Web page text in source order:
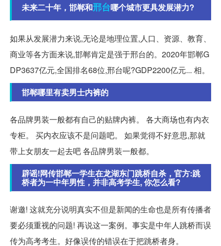
未来二十年，邯郸和邢台哪个城市更具发展潜力?
如果从发展潜力来说,无论是地理位置,人口、资源、教育、
商业等各方面来说,邯郸肯定是强于邢台的。2020年邯郸G
DP3637亿元,全国排名68位,邢台呢?GDP2200亿元... 相。
邯郸哪里有卖男士内裤的
各品牌男装一般都有自己的贴牌内裤。 各大商场也有内衣
专柜。 买内衣应该不是问题吧。 如果觉得不好意思,那就
带上女朋友一起去吧 各品牌男装一般都。
辟谣!网传邯郸一学生在龙湖东门跳桥自杀，官方:跳
桥者为一中年男性，并非高考学生, 你怎么看?
谢邀! 这就充分说明真实不但是新闻的生命也是所有传播者
要必须重视的问题! 再说这一案例。事实是中年人跳桥而误
传为高考考生。好像误传的错误在于把跳桥者身。